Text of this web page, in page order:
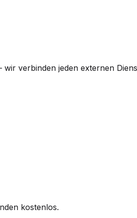
verbinden jeden externen
kostenlos.